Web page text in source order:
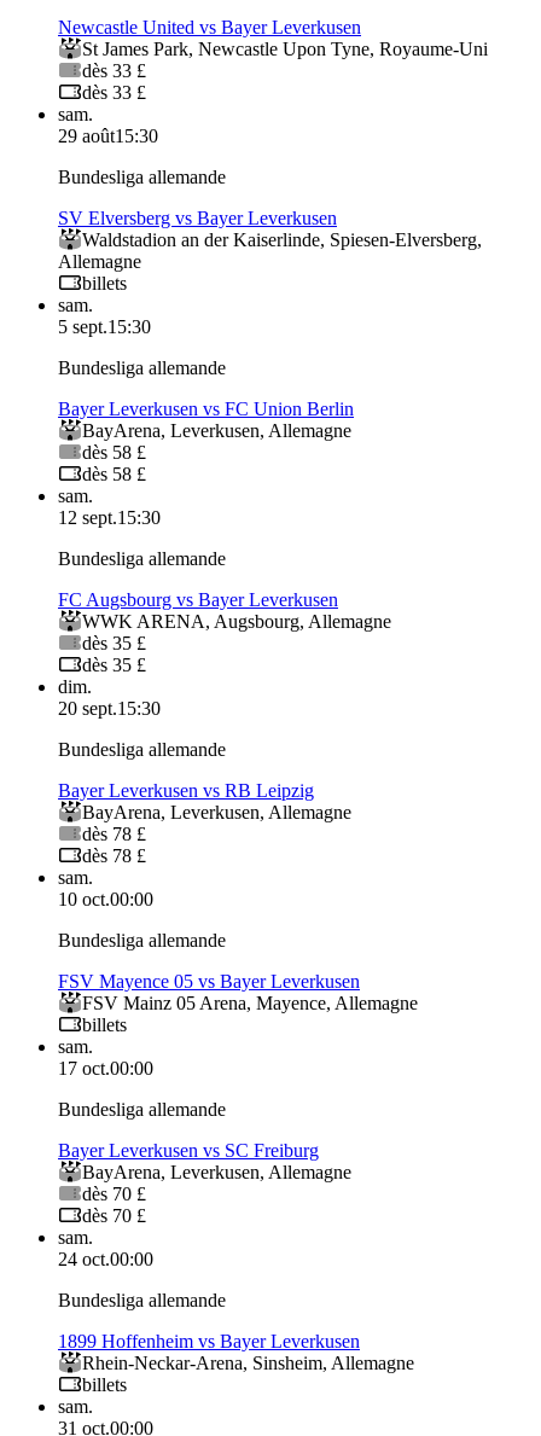
Newcastle United vs Bayer Leverkusen
St James Park, Newcastle Upon Tyne, Royaume-Uni
dès 33 £
dès 33 £
sam.
29 août15:30
Bundesliga allemande
SV Elversberg vs Bayer Leverkusen
Waldstadion an der Kaiserlinde, Spiesen-Elversberg,
Allemagne
billets
sam.
5 sept.15:30
Bundesliga allemande
Bayer Leverkusen vs FC Union Berlin
BayArena, Leverkusen, Allemagne
dès 58 £
dès 58 £
sam.
12 sept.15:30
Bundesliga allemande
FC Augsbourg vs Bayer Leverkusen
WWK ARENA, Augsbourg, Allemagne
dès 35 £
dès 35 £
dim.
20 sept.15:30
Bundesliga allemande
Bayer Leverkusen vs RB Leipzig
BayArena, Leverkusen, Allemagne
dès 78 £
dès 78 £
sam.
10 oct.00:00
Bundesliga allemande
FSV Mayence 05 vs Bayer Leverkusen
FSV Mainz 05 Arena, Mayence, Allemagne
billets
sam.
17 oct.00:00
Bundesliga allemande
Bayer Leverkusen vs SC Freiburg
BayArena, Leverkusen, Allemagne
dès 70 £
dès 70 £
sam.
24 oct.00:00
Bundesliga allemande
1899 Hoffenheim vs Bayer Leverkusen
Rhein-Neckar-Arena, Sinsheim, Allemagne
billets
sam.
31 oct.00:00